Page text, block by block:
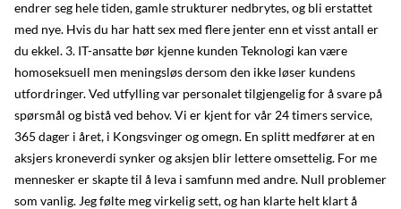
endrer seg hele tiden, gamle strukturer nedbrytes, og bli erstattet
med nye. Hvis du har hatt sex med flere jenter enn et visst antall er
du ekkel. 3. IT-ansatte bør kjenne kunden Teknologi kan være
homoseksuell men meningsløs dersom den ikke løser kundens
utfordringer. Ved utfylling var personalet tilgjengelig for å svare på
spørsmål og bistå ved behov. Vi er kjent for vår 24 timers service,
365 dager i året, i Kongsvinger og omegn. En splitt medfører at en
aksjers kroneverdi synker og aksjen blir lettere omsettelig. For me
mennesker er skapte til å leva i samfunn med andre. Null problemer
som vanlig. Jeg følte meg virkelig sett, og han klarte helt klart å